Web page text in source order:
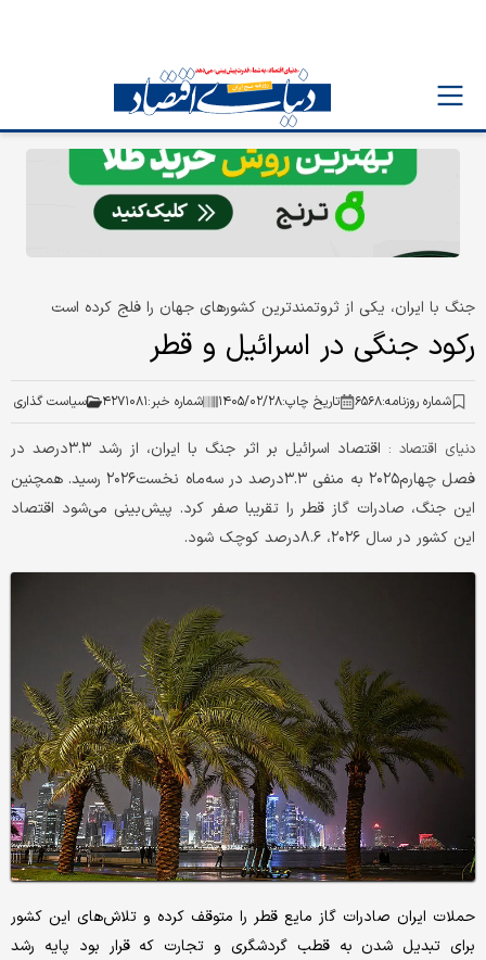
جنگ با ایران، یکی از ثروتمندترین کشورهای جهان را فلج کرده است
رکود جنگی در اسرائیل و قطر
شماره روزنامه:۶۵۶۸ تاریخ چاپ:۱۴۰۵/۰۲/۲۸ شماره خبر:۴۲۷۱۰۸۱ سیاست گذاری
دنیای اقتصاد :
اقتصاد اسرائیل بر اثر جنگ با ایران، از رشد ۳.۳درصد در
فصل چهارم۲۰۲۵ به منفی ۳.۳درصد در سه‌ماه نخست۲۰۲۶ رسید. همچنین
این جنگ، صادرات گاز قطر را تقریبا صفر کرد. پیش‌بینی می‌شود اقتصاد
این کشور در سال ۲۰۲۶، ۸.۶درصد کوچک شود.
حملات ایران صادرات گاز مایع قطر را متوقف کرده و تلاش‌های این کشور
برای تبدیل شدن به قطب گردشگری و تجارت که قرار بود پایه رشد